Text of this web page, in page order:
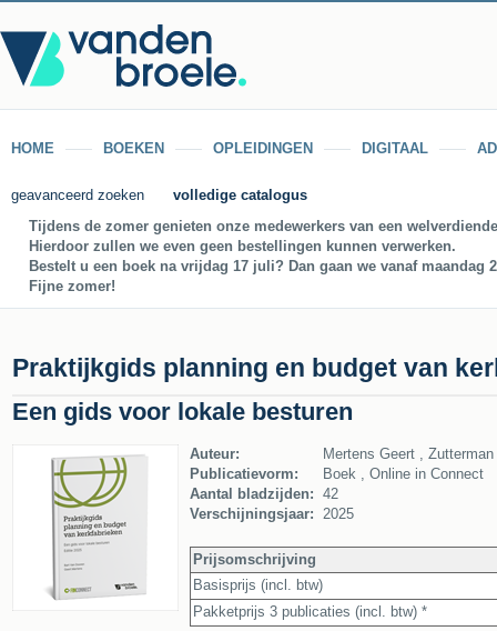
HOME BOEKEN OPLEIDINGEN DIGITAAL
geavanceerd zoeken
volledige catalogus
Tijdens de zomer genieten onze medewerkers van een
Hierdoor zullen we even geen bestellingen kunnen verwerken.
Bestelt u een boek na vrijdag 17 juli? Dan gaan we vanaf
Fijne zomer!
Praktijkgids planning en budget van
Een gids voor lokale besturen
Auteur:
Mertens Geert ,
Publicatievorm:
Boek , Online in Connect
Aantal bladzijden: 42
Verschijningsjaar: 2025
Prijsomschrijving
Basisprijs (incl. btw)
Pakketprijs 3 publicaties (incl. btw) *